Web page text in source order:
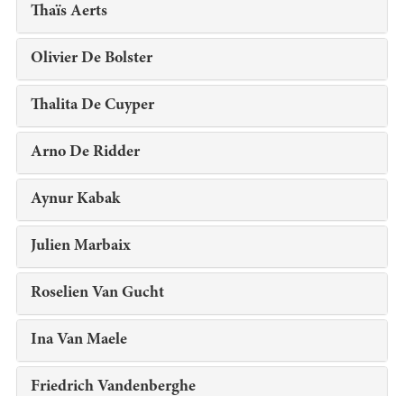
Thaïs Aerts
Olivier De Bolster
Thalita De Cuyper
Arno De Ridder
Aynur Kabak
Julien Marbaix
Roselien Van Gucht
Ina Van Maele
Friedrich Vandenberghe